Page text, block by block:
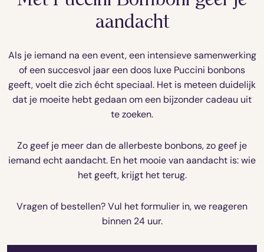
aandacht
Als je iemand na een event, een intensieve samenwerking
of een succesvol jaar een doos luxe Puccini bonbons
geeft, voelt die zich écht speciaal. Het is meteen duidelijk
dat je moeite hebt gedaan om een bijzonder cadeau uit
te zoeken.
Zo geef je meer dan de allerbeste bonbons, zo geef je
iemand echt aandacht. En het mooie van aandacht is: wie
het geeft, krijgt het terug.
Vragen of bestellen? Vul het formulier in, we reageren
binnen 24 uur.